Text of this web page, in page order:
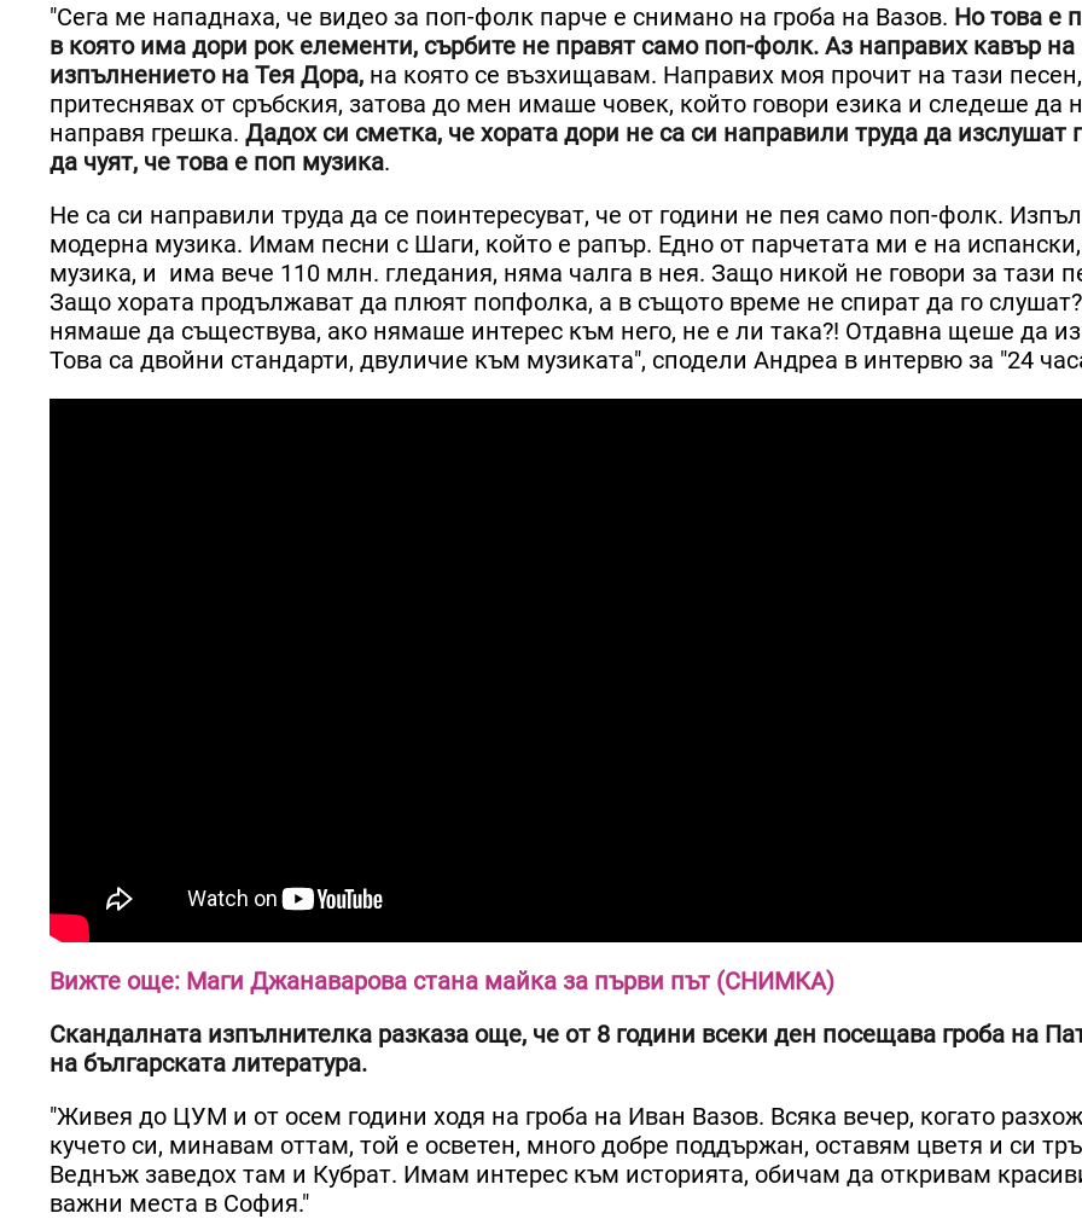
"Сега ме нападнаха, че видео за поп-фолк парче е снимано на гроба на Вазов. Но това е
в която има дори рок елементи, сърбите не правят само поп-фолк. Аз направих кавър на
изпълнението на Тея Дора, на която се възхищавам. Направих моя прочит на тази
притеснявах от сръбския, затова до мен имаше човек, който говори езика и следеше да
направя грешка. Дадох си сметка, че хората дори не са си направили труда да изслушат
да чуят, че това е поп музика.
Не са си направили труда да се поинтересуват, че от години не пея само поп-фолк.
модерна музика. Имам песни с Шаги, който е рапър. Едно от парчетата ми е на
музика, и има вече 110 млн. гледания, няма чалга в нея. Защо никой не говори за тази
Защо хората продължават да плюят попфолка, а в същото време не спират да го
нямаше да съществува, ако нямаше интерес към него, не е ли така?! Отдавна щеше да
Това са двойни стандарти, двуличие към музиката", сподели Андреа в интервю за "24
Вижте още: Маги Джанаварова стана майка за първи път (СНИМКА)
Скандалната изпълнителка разказа още, че от 8 години всеки ден посещава гроба на
на българската литература.
"Живея до ЦУМ и от осем години ходя на гроба на Иван Вазов. Всяка вечер, когато
кучето си, минавам оттам, той е осветен, много добре поддържан, оставям цветя и си
Веднъж заведох там и Кубрат. Имам интерес към историята, обичам да откривам
важни места в София."